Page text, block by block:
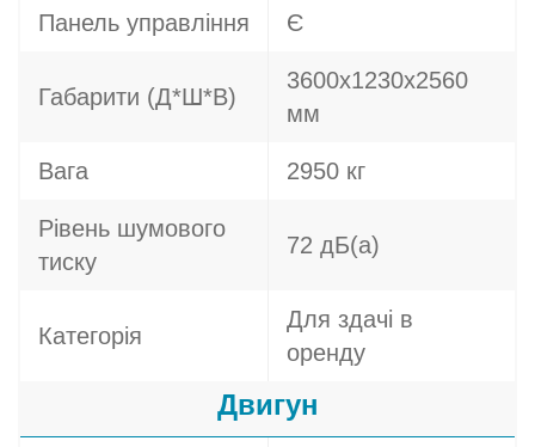
Панель управління Є
Габарити (Д*Ш*В)
3600х1230х2560
мм
Вага 2950 кг
Рівень шумового
тиску
72 дБ(а)
Категорія
Для здачі в
оренду
Двигун